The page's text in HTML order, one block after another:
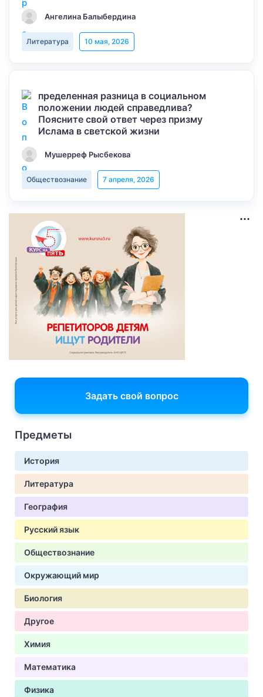
Ангелина Балыбердина
Литература 10 мая, 2026
пределенная разница в социальном
положении людей справедлива?
Поясните свой ответ через призму
Ислама в светской жизни
Мушерреф Рысбекова
Обществознание 7 апреля, 2026
Задать свой вопрос
Предметы
История
Литература
География
Русский язык
Обществознание
Окружающий мир
Биология
Другое
Химия
Математика
Физика